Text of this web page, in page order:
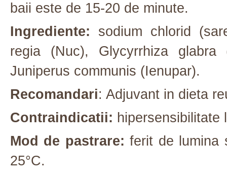
baii este de 15-20 de minute.
Ingrediente: sodium chlorid
regia (Nuc), Glycyrrhiza glabra
Juniperus communis (Ienupar).
Recomandari: Adjuvant in dieta
Contraindicatii: hipersensibilitate
Mod de pastrare:ferit de lumina
25°C.